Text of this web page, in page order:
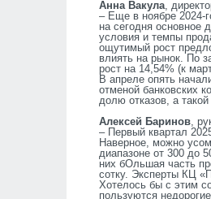
Анна Вакула,
– Еще в ноябре 2024-
на сегодня
условия и темпы
ощутимый рост
влиять на рынок. По
рост на 14,54% (к
В апреле опять
отменой банковских
долю отказов, а такой
Алексей Баринов,
– Первый квартал
Наверное, можно
диапазоне от 300 до
них бОльшая часть
сотку. Эксперты КЦ
Хотелось бы с этим
пользуются